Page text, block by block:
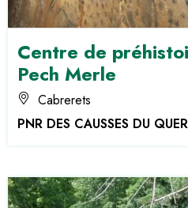
Centre de
Pech Merle
Cabrerets
PNR DES CAUSSES DU